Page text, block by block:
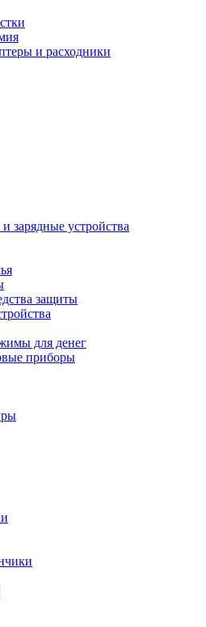
и расходники
зарядные устройства
защиты
для денег
приборы